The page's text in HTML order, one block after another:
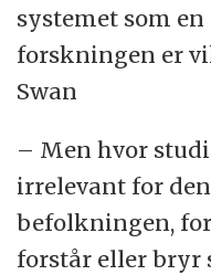
systemet som
forskningen er
Swan
– Men hvor
irrelevant for
befolkningen,
forstår eller bryr